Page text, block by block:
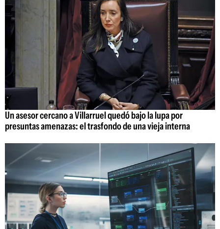
Un asesor cercano a Villarruel quedó bajo la lupa por
presuntas amenazas: el trasfondo de una vieja interna